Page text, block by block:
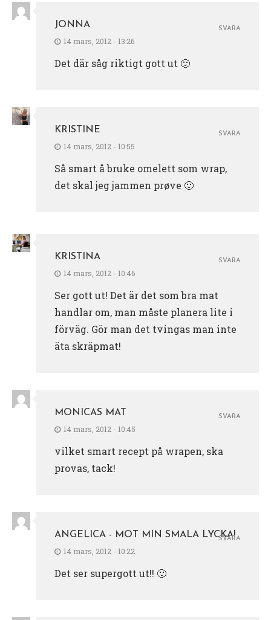
JONNA
14 mars, 2012 - 13:26
Det där såg riktigt gott ut 🙂
SVARA
KRISTINE
14 mars, 2012 - 10:55
Så smart å bruke omelett som wrap,
det skal jeg jammen prøve 🙂
SVARA
KRISTINA
14 mars, 2012 - 10:46
Ser gott ut! Det är det som bra mat
handlar om, man måste planera lite i
förväg. Gör man det tvingas man inte
äta skräpmat!
SVARA
MONICAS MAT
14 mars, 2012 - 10:45
vilket smart recept på wrapen, ska
provas, tack!
SVARA
ANGELICA - MOT MIN SMALA LYCKA!
14 mars, 2012 - 10:22
Det ser supergott ut!! 🙂
SVARA